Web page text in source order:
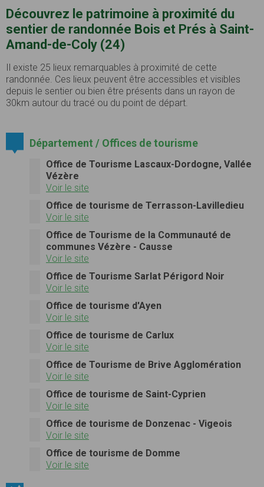
Découvrez le patrimoine à proximité du
sentier de randonnée Bois et Prés à Saint-
Amand-de-Coly (24)
Il existe 25 lieux remarquables à proximité de cette
randonnée. Ces lieux peuvent être accessibles et visibles
depuis le sentier ou bien être présents dans un rayon de
30km autour du tracé ou du point de départ.
Département / Offices de tourisme
Office de Tourisme Lascaux-Dordogne, Vallée
Vézère
Voir le site
Office de tourisme de Terrasson-Lavilledieu
Voir le site
Office de Tourisme de la Communauté de
communes Vézère - Causse
Voir le site
Office de Tourisme Sarlat Périgord Noir
Voir le site
Office de tourisme d'Ayen
Voir le site
Office de tourisme de Carlux
Voir le site
Office de Tourisme de Brive Agglomération
Voir le site
Office de tourisme de Saint-Cyprien
Voir le site
Office de tourisme de Donzenac - Vigeois
Voir le site
Office de tourisme de Domme
Voir le site